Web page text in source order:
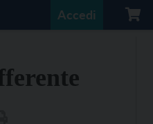
Accedi